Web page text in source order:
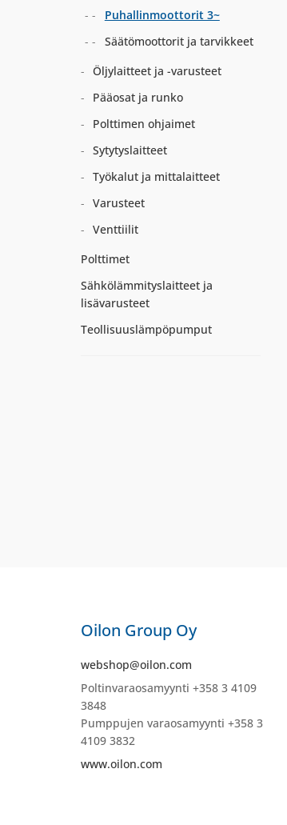
Puhallinmoottorit 3~
Säätömoottorit ja tarvikkeet
Öljylaitteet ja -varusteet
Pääosat ja runko
Polttimen ohjaimet
Sytytyslaitteet
Työkalut ja mittalaitteet
Varusteet
Venttiilit
Polttimet
Sähkölämmityslaitteet ja
lisävarusteet
Teollisuuslämpöpumput
Oilon Group Oy
webshop@oilon.com
Poltinvaraosamyynti +358 3 4109
3848
Pumppujen varaosamyynti +358 3
4109 3832
www.oilon.com